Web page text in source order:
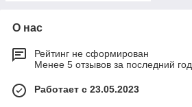
О нас
Рейтинг не сформирован
Менее 5 отзывов за последний год
Работает с 23.05.2023